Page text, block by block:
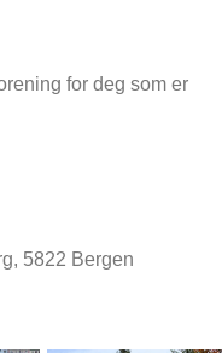
for deg som er
5822 Bergen